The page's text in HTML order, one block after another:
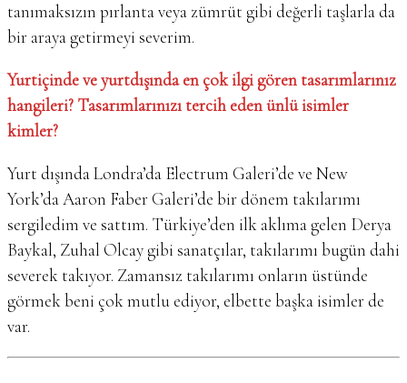
tanımaksızın pırlanta veya zümrüt gibi değerli taşlarla da
bir araya getirmeyi severim.
Yurtiçinde ve yurtdışında en çok ilgi gören tasarımlarınız
hangileri? Tasarımlarınızı tercih eden ünlü isimler
kimler?
Yurt dışında Londra’da Electrum Galeri’de ve New
York’da Aaron Faber Galeri’de bir dönem takılarımı
sergiledim ve sattım. Türkiye’den ilk aklıma gelen Derya
Baykal, Zuhal Olcay gibi sanatçılar, takılarımı bugün dahi
severek takıyor. Zamansız takılarımı onların üstünde
görmek beni çok mutlu ediyor, elbette başka isimler de
var.